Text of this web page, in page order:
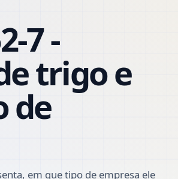
7 -
trigo e
de
em que tipo de empresa ele